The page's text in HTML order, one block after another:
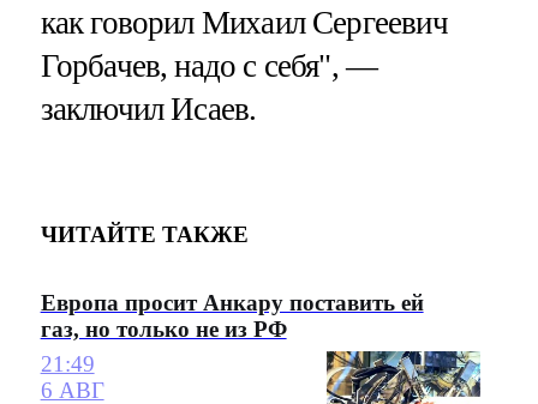
как говорил Михаил Сергеевич
Горбачев, надо с себя", —
заключил Исаев.
ЧИТАЙТЕ ТАКЖЕ
Европа просит Анкару поставить ей
газ, но только не из РФ
21:49
6 АВГ